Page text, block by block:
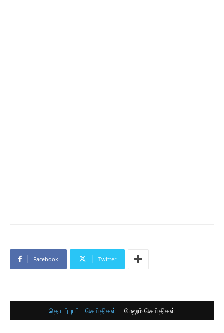
Facebook Twitter
தொடர்புபட்ட செய்திகள் மேலும் செய்திகள்